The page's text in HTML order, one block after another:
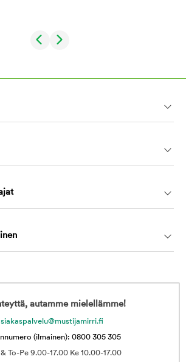
autamme mielellämme!
(ilmainen): 0800 305 305
To-Pe 9.00-17.00 Ke 10.00-17.00